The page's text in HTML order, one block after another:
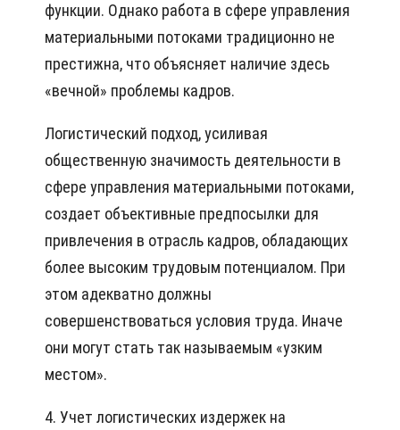
функции. Однако работа в сфере управления
материальными потоками традиционно не
престижна, что объясняет наличие здесь
«вечной» проблемы кадров.
Логистический подход, усиливая
общественную значимость деятельности в
сфере управления материальными потоками,
создает объективные предпосылки для
привлечения в отрасль кадров, обладающих
более высоким трудовым потенциалом. При
этом адекватно должны
совершенствоваться условия труда. Иначе
они могут стать так называемым «узким
местом».
4. Учет логистических издержек на